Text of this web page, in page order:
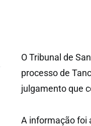
O Tribunal de
processo de
julgamento que
A informação foi